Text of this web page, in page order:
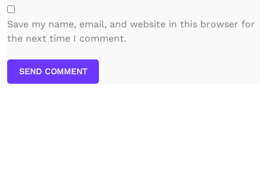
Save my name, email, and website in this browser for
the next time I comment.
SEND COMMENT